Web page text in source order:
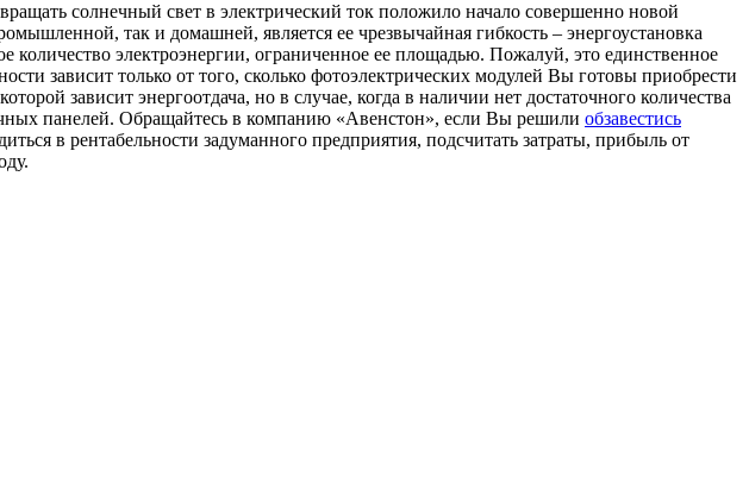
солнечный свет в электрический ток положило начало совершенно новой
так и домашней, является ее чрезвычайная гибкость – энергоустановка
количество электроэнергии, ограниченное ее площадью. Пожалуй, это единственное
зависит только от того, сколько фотоэлектрических модулей Вы готовы приобрести
зависит энергоотдача, но в случае, когда в наличии нет достаточного количества
панелей. Обращайтесь в компанию «Авенстон», если Вы решили обзавестись
в рентабельности задуманного предприятия, подсчитать затраты, прибыль от